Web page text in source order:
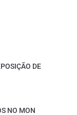
DE
NO MON